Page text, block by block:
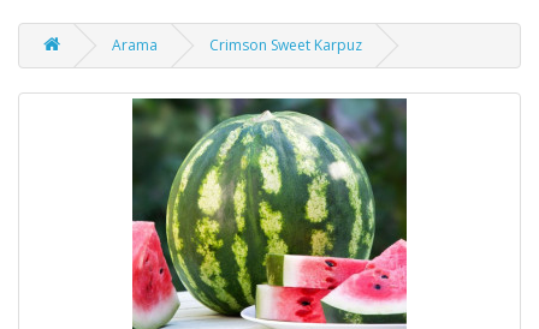
Arama Crimson Sweet Karpuz